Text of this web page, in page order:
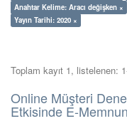
Anahtar Kelime: Aracı değişken ×
Yayın Tarihi: 2020 ×
Toplam kayıt 1, listelenen:
Online Müşteri
Etkisinde E-